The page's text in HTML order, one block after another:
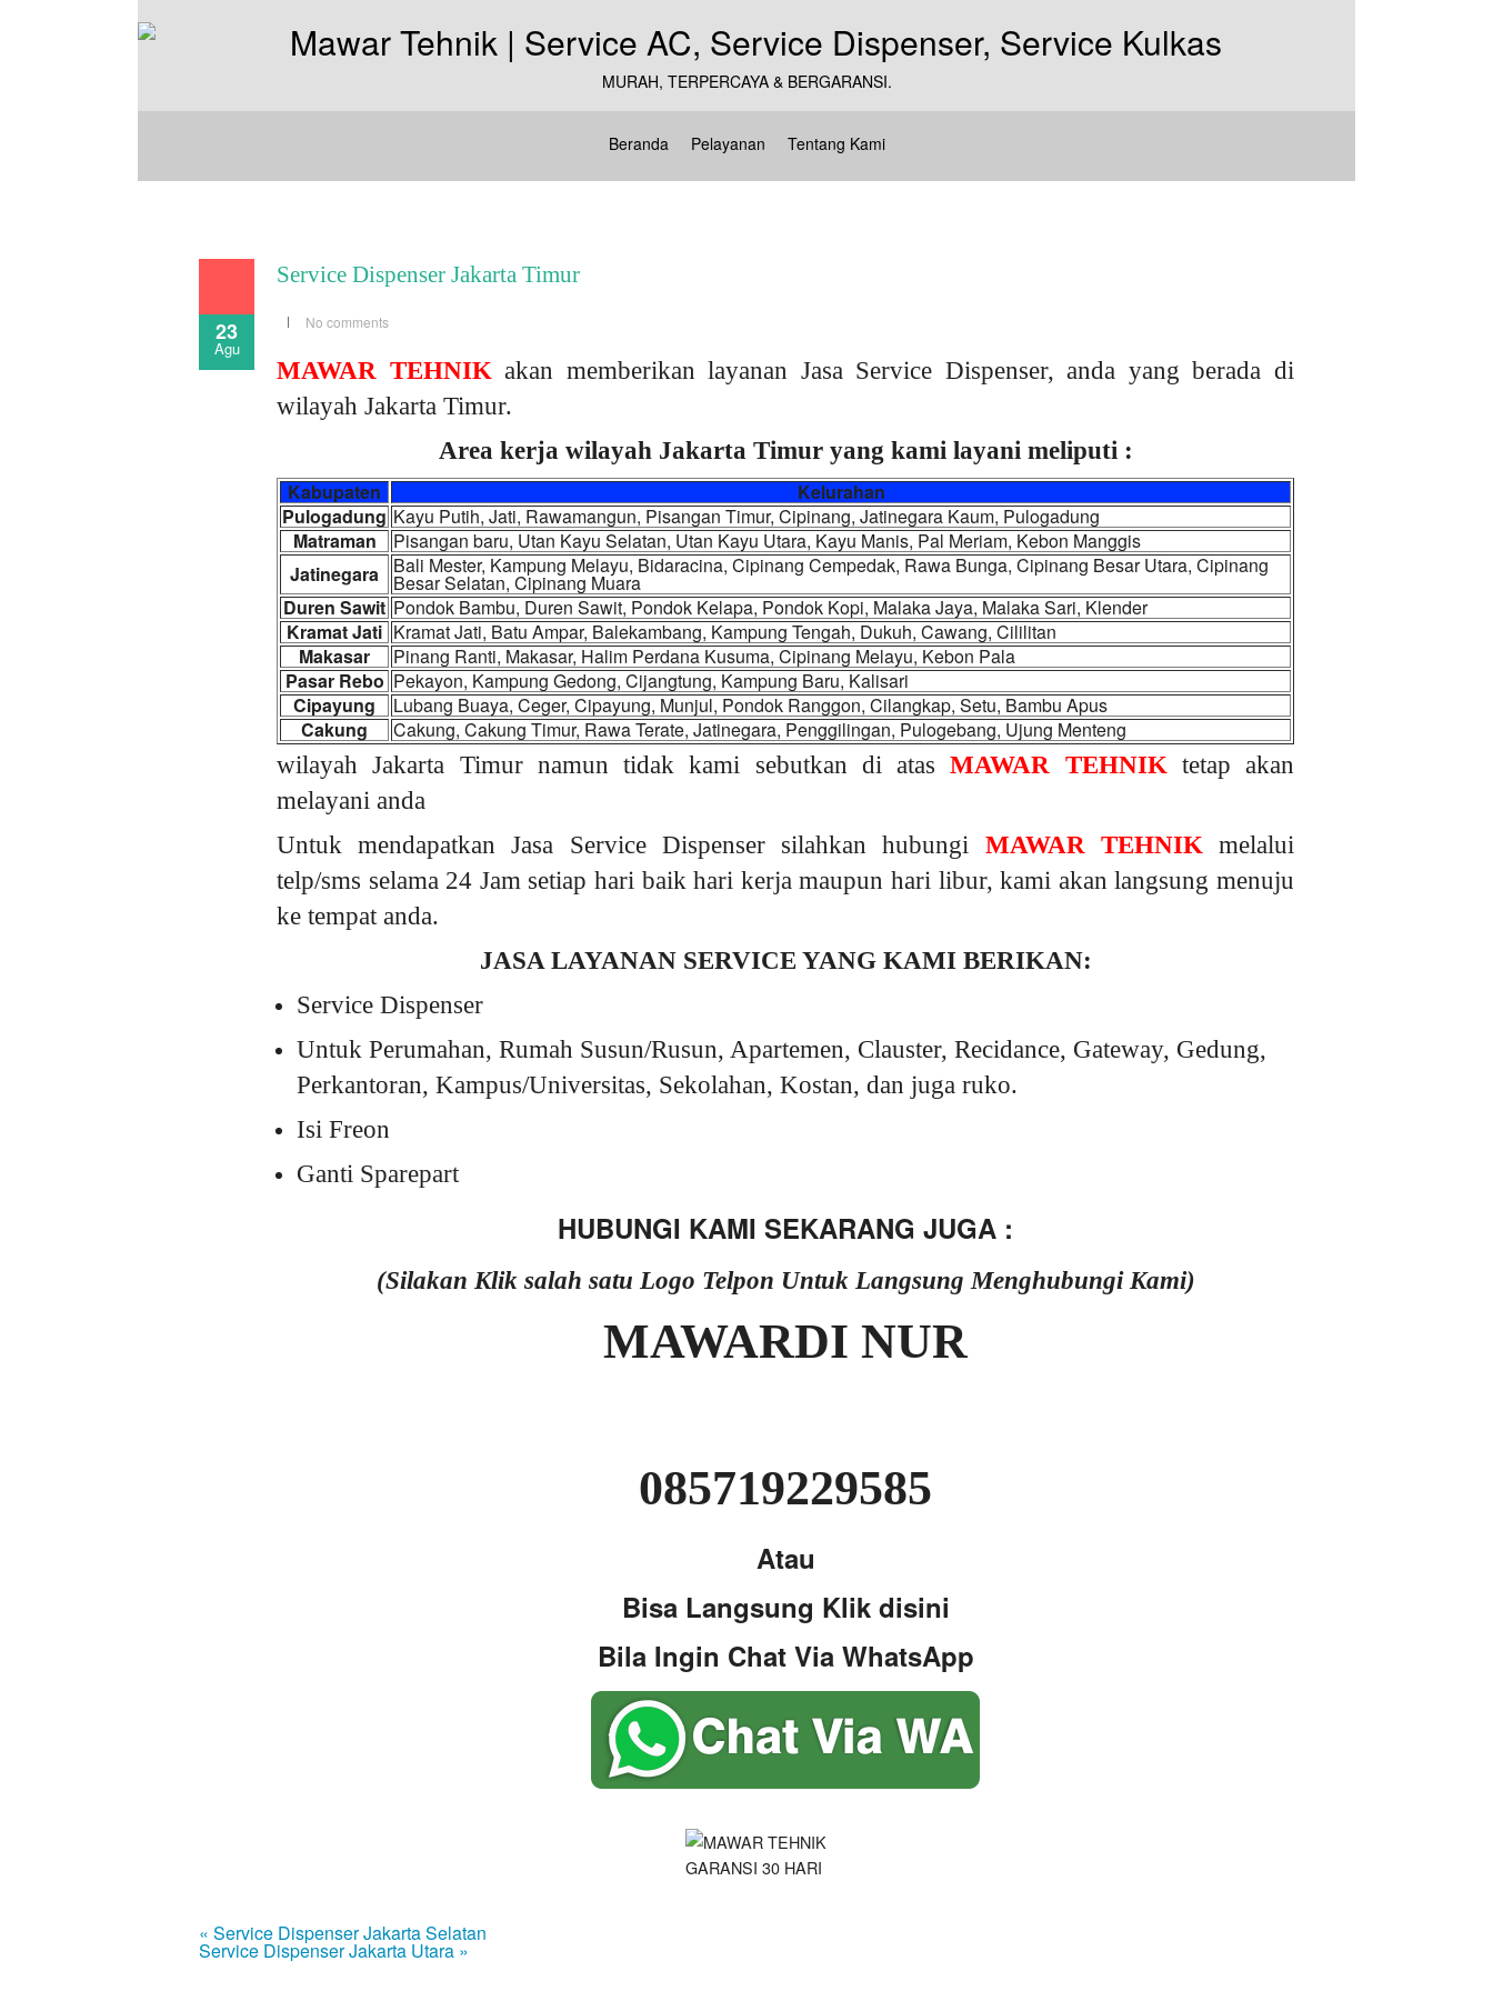
MURAH, TERPERCAYA & BERGARANSI.
Beranda Pelayanan Tentang Kami
23
Agu
Service Dispenser Jakarta Timur
No comments
MAWAR TEHNIKakan memberikan layanan Jasa Service Dispenser, anda yang berada di
wilayah Jakarta Timur.
Area kerja wilayah Jakarta Timur yang kami layani meliputi :
Kabupaten
Kelurahan
Pulogadung Kayu Putih, Jati, Rawamangun, Pisangan Timur, Cipinang, Jatinegara Kaum, Pulogadung
Matraman
Pisangan baru, Utan Kayu Selatan, Utan Kayu Utara, Kayu Manis, Pal Meriam, Kebon Manggis
Jatinegara
Bali Mester, Kampung Melayu, Bidaracina, Cipinang Cempedak, Rawa Bunga, Cipinang Besar Utara, Cipinang
Besar Selatan, Cipinang Muara
Duren Sawit Pondok Bambu, Duren Sawit, Pondok Kelapa, Pondok Kopi, Malaka Jaya, Malaka Sari, Klender
Kramat Jati Kramat Jati, Batu Ampar, Balekambang, Kampung Tengah, Dukuh, Cawang, Cililitan
Makasar
Pinang Ranti, Makasar, Halim Perdana Kusuma, Cipinang Melayu, Kebon Pala
Pasar Rebo Pekayon, Kampung Gedong, Cijangtung, Kampung Baru, Kalisari
Cipayung
Lubang Buaya, Ceger, Cipayung, Munjul, Pondok Ranggon, Cilangkap, Setu, Bambu Apus
Cakung
Cakung, Cakung Timur, Rawa Terate, Jatinegara, Penggilingan, Pulogebang, Ujung Menteng
wilayah Jakarta Timur namun tidak kami sebutkan di atasMAWAR TEHNIKtetap akan
melayani anda
Untuk mendapatkan Jasa Service Dispenser silahkan hubungi MAWAR TEHNIKmelalui
telp/sms selama 24 Jam setiap hari baik hari kerja maupun hari libur, kami akan langsung menuju
ke tempat anda.
JASA LAYANAN SERVICE YANG KAMI BERIKAN:
Service Dispenser
Untuk Perumahan, Rumah Susun/Rusun, Apartemen, Clauster, Recidance, Gateway, Gedung,
Perkantoran, Kampus/Universitas, Sekolahan, Kostan, dan juga ruko.
Isi Freon
Ganti Sparepart
HUBUNGI KAMI SEKARANG JUGA :
(Silakan Klik salah satu Logo Telpon Untuk Langsung Menghubungi Kami)
MAWARDI NUR
085719229585
Atau
Bisa Langsung Klik disini
Bila Ingin Chat Via WhatsApp
« Service Dispenser Jakarta Selatan
Service Dispenser Jakarta Utara »